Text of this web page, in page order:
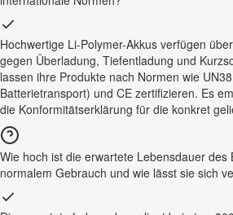
Hochwertige Li-Polymer-Akkus verfügen
gegen Überladung, Tiefentladung und
lassen ihre Produkte nach Normen wie
Batterietransport) und CE zertifizieren. Es
die Konformitätserklärung für die konkret
Wie hoch ist die erwartete Lebensdauer des
normalem Gebrauch und wie lässt sie sich